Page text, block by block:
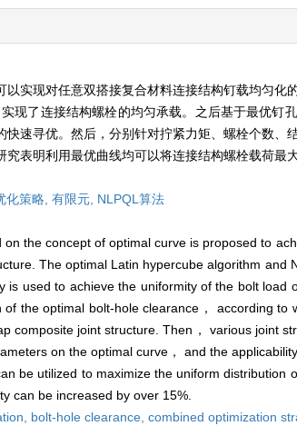
实现对任意双搭接复合材料连接结构钉载均匀化
现了连接结构螺栓的均匀承载。之后基于最优钉
速寻优。然后，分别针对拧紧力矩、螺栓个数、
表明利用最优曲线均可以将连接结构螺栓载荷最
化策略, 有限元, NLPQL算法
the concept of optimal curve is proposed to
The optimal Latin hypercube algorithm and
used to achieve the uniformity of the bolt load
the optimal bolt-hole clearance， according to
composite joint structure. Then， various joint
on the optimal curve， and the
be utilized to maximize the uniform distribution
can be increased by over 15%.
bolt-hole clearance, combined optimization